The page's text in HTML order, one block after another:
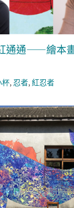
通通——繪本
杯, 忍者,紅忍者